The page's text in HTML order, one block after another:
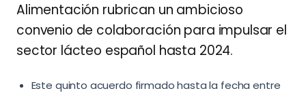
Alimentación rubrican un ambicioso
convenio de colaboración para impulsar el
sector lácteo español hasta 2024.
Este quinto acuerdo firmado hasta la fecha entre